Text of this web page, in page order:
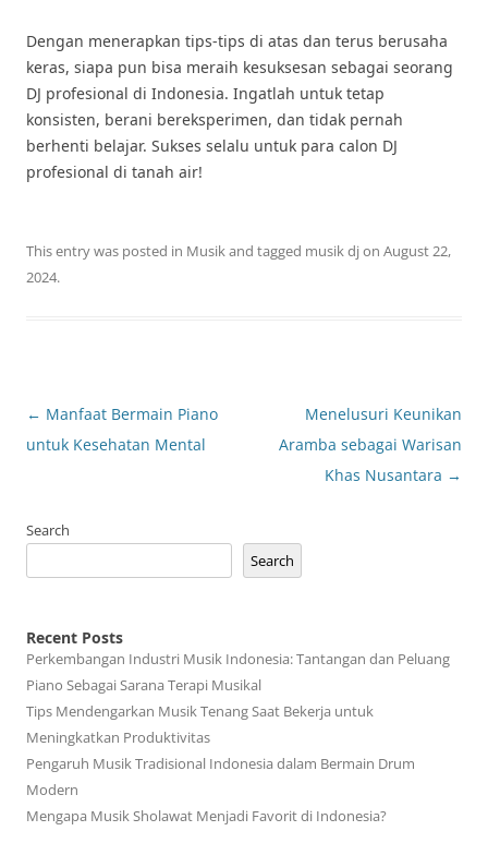
Dengan menerapkan tips-tips di atas dan terus berusaha
keras, siapa pun bisa meraih kesuksesan sebagai seorang
DJ profesional di Indonesia. Ingatlah untuk tetap
konsisten, berani bereksperimen, dan tidak pernah
berhenti belajar. Sukses selalu untuk para calon DJ
profesional di tanah air!
This entry was posted in Musikand tagged musik djon August 22,
2024.
Post
navigation
← Manfaat Bermain Piano
untuk Kesehatan Mental
Menelusuri Keunikan
Aramba sebagai Warisan
Khas Nusantara →
Search
Search
Recent Posts
Perkembangan Industri Musik Indonesia: Tantangan dan Peluang
Piano Sebagai Sarana Terapi Musikal
Tips Mendengarkan Musik Tenang Saat Bekerja untuk
Meningkatkan Produktivitas
Pengaruh Musik Tradisional Indonesia dalam Bermain Drum
Modern
Mengapa Musik Sholawat Menjadi Favorit di Indonesia?